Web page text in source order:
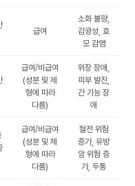
급여
소화 불량,
감광성, 효
모 감염
급여/비급여
(성분 및 제
형에 따라
다름)
위장 장애,
피부 발진,
간 기능 장
애
급여/비급여
(성분 및 제
형에 따라
다름)
혈전 위험
증가, 유방
암 위험 증
가, 두통